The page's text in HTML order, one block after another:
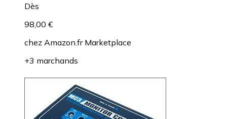
Dès
98,00 €
chez Amazon.fr Marketplace
+3 marchands